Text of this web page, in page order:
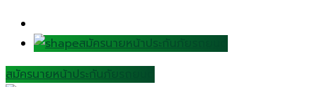
สมัครนายหน้าประกันภัยรถยนต์
สมัครนายหน้าประกันภัยรถยนต์